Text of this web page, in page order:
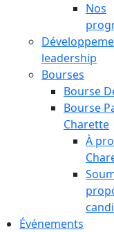
Nos
leadership
Bourses
Bourse
Bourse
Charette
À
Événements